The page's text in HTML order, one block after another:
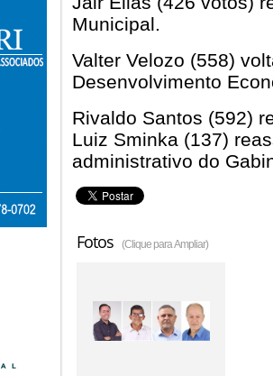
Municipal.
Valter Velozo (558)
Desenvolvimento
Rivaldo Santos (592)
Luiz Sminka (137)
administrativo do
Fotos (Clique para Ampliar)